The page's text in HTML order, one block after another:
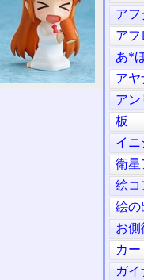
アフ
アフ
あ*
アヤ
アン
板
イニ
衛星
絵コ
絵の
お側
カー
ガイ